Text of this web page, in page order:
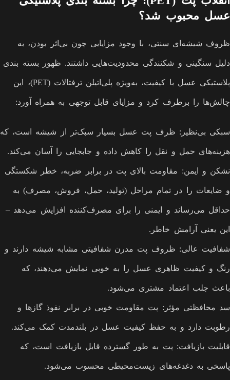
عسل محبوب شد؟
ظروف شیشه‌ای سنتی، با وجود مزایایی چون بی‌اثر بودن، به
دلیل سنگینی و شکنندگی محدودیت‌هایی داشتند. ظهور بسته بندی
پلاستیکی عسل با کیفیت، به‌ویژه پلی‌اتیلن ترفتالات (PET)، این
چالش‌ها را برطرف کرد و مزایای قابل توجهی به همراه آورد:
سبکی بی‌نظیر: ظرف پت عسل بسیار سبک‌تر از شیشه است، که
هزینه‌های حمل و نقل را کاهش داده و جابجایی را آسان می‌کند.
نشکن و ایمن: مقاومت بالای پت در برابر ضربه، خطر شکستگی
و ضایعات را در تمام مراحل (تولید، حمل، فروش، مصرف) به
حداقل می‌رساند و ایمنی را برای مصرف‌کننده افزایش می‌دهد –
این یعنی آرامش خاطر.
شفافیت عالی: ظروف پت مدرن شفافیتی مشابه شیشه دارند و
رنگ و کیفیت ظاهری عسل را به خوبی نمایش می‌دهند، که
باعث جلب اعتماد مشتری می‌شود.
سد محافظتی مؤثر: پت مقاومت خوبی در برابر نفوذ گازها و
رطوبت دارد و به حفظ کیفیت عسل در بلندمدت کمک می‌کند.
قابلیت بازیافت: پت به طور گسترده قابل بازیافت است، که
پاسخی به دغدغه‌های زیست‌محیطی محسوب می‌شود.